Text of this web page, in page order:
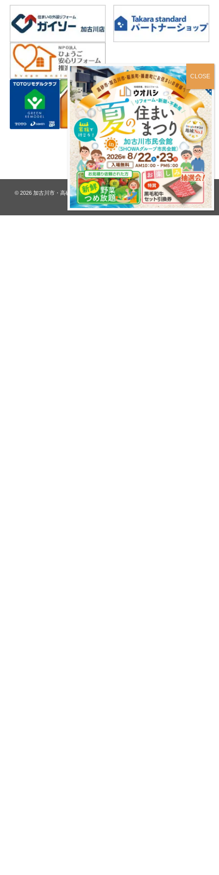
プライバシーポリシー
© 2026 加古川市・高砂市 夢リフォーム ウオハシ – 創業128年の老舗. All rights
reserved.